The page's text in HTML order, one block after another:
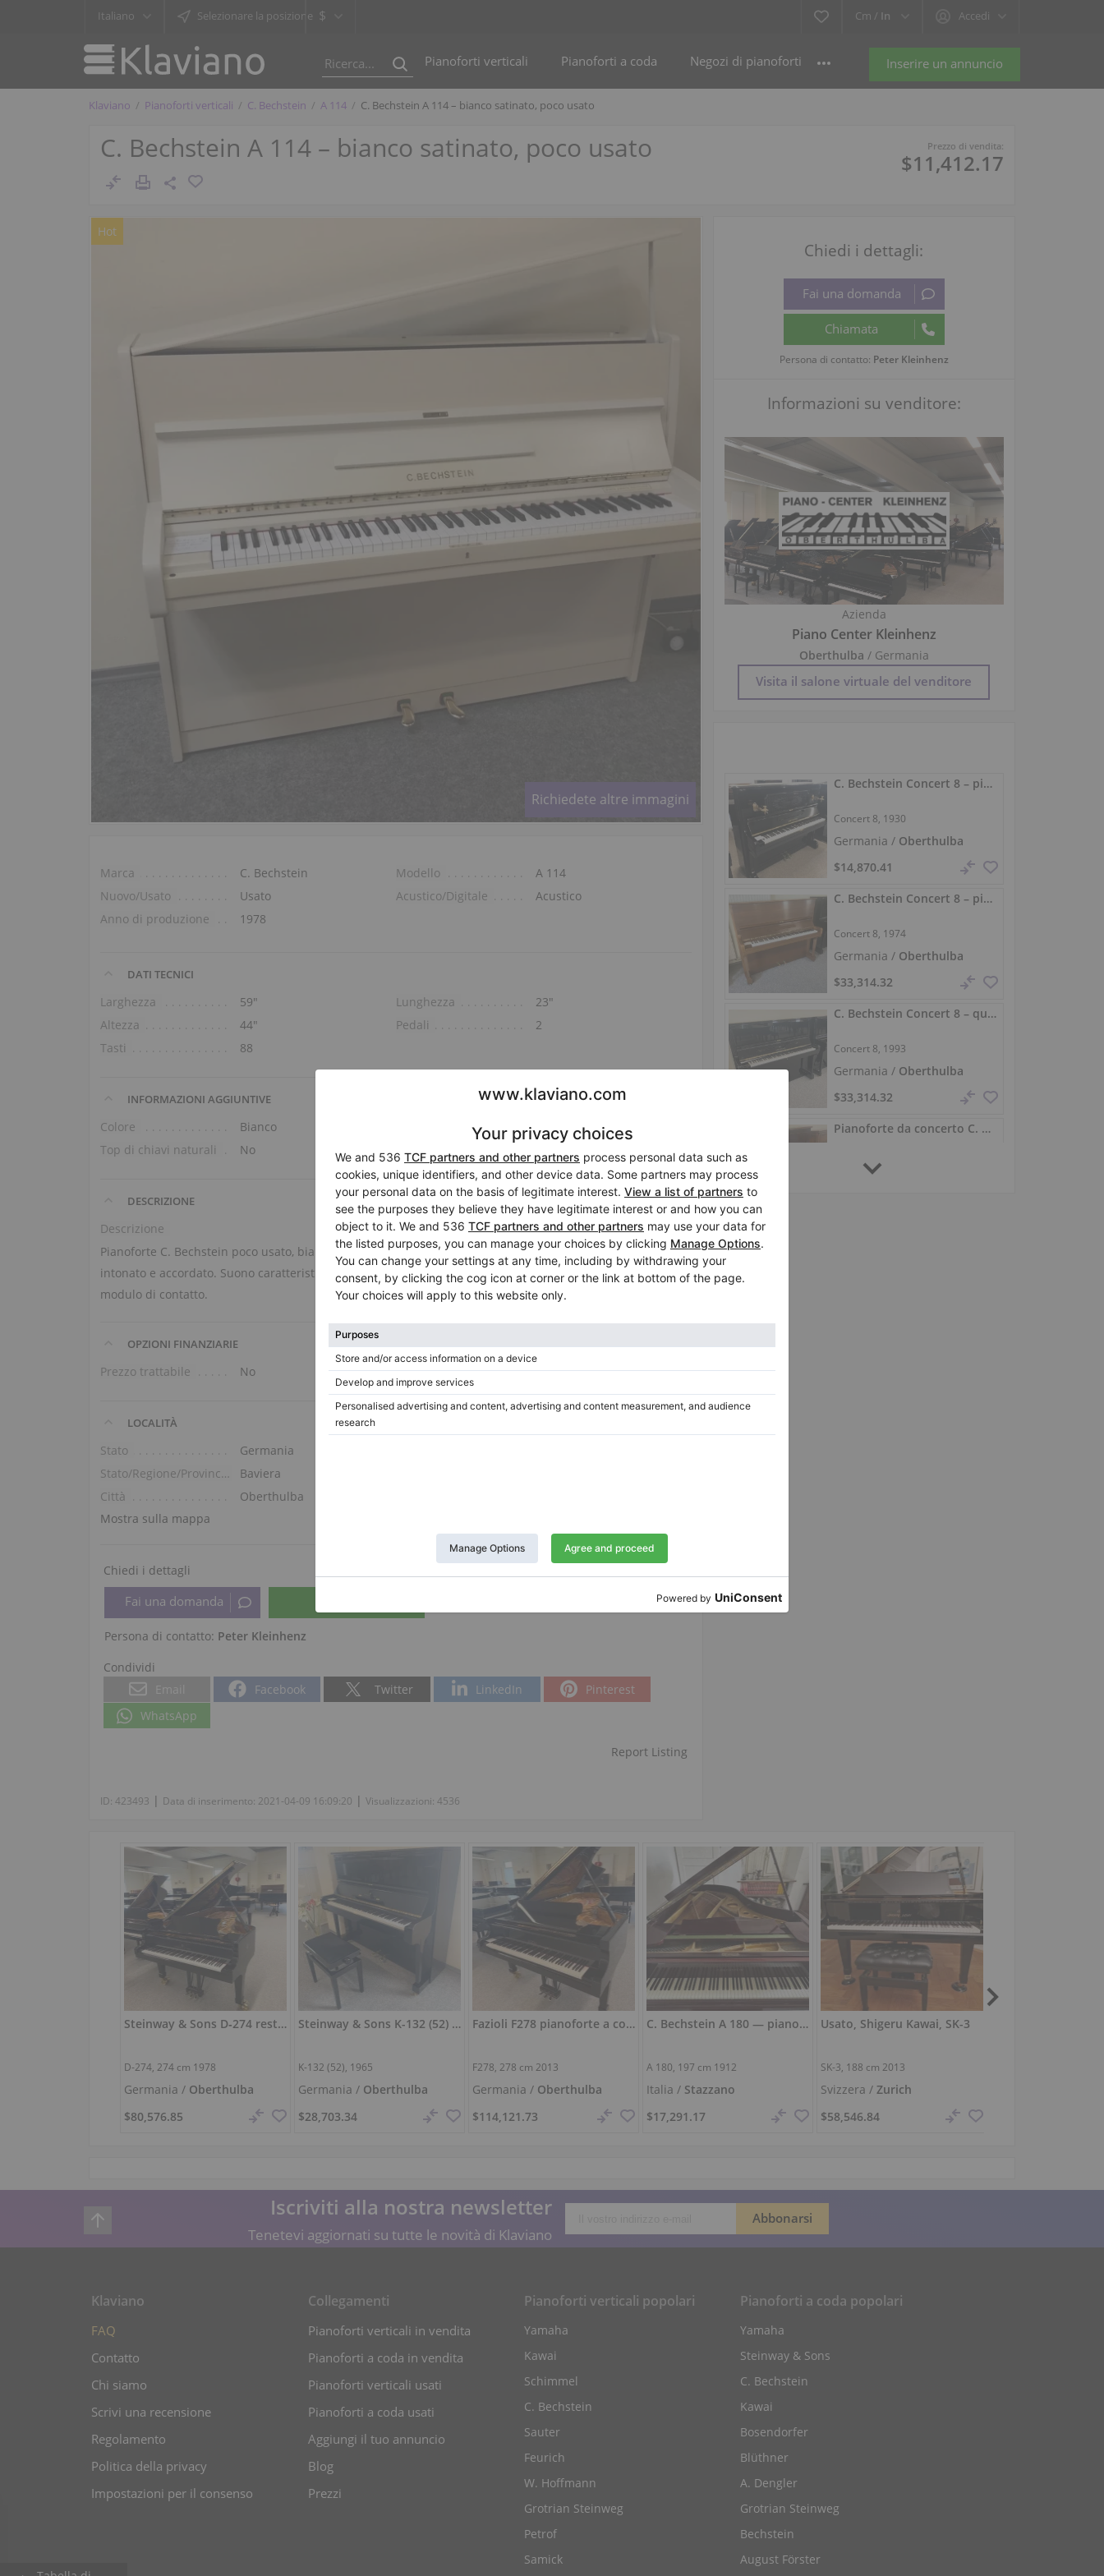
Italiano Selezionare la posizione $ Cm / In Accedi
Inserire un annuncio
Pianoforti verticali Pianoforti a coda Negozi di pianoforti
Klaviano Pianoforti verticali C. Bechstein A 114 C. Bechstein A 114 – bianco satinato, poco usato
C. Bechstein A 114 – bianco satinato, poco usato Prezzo di vendita:
$11,412.17
Hot
Richiedete altre immagini
Marca C. Bechstein Modello
A 114
Nuovo/Usato
Usato Acustico/Digitale
Acustico
Anno di produzione
1978
DATI TECNICI
Larghezza 59″ Lunghezza
23″
Altezza
44″ Pedali
2
Tasti
88
INFORMAZIONI AGGIUNTIVE
Colore Bianco
Top di chiavi naturali
No
DESCRIZIONE
Descrizione
Pianoforte C. Bechstein poco usato, bianco opaco, serie Concert, di prima mano, perfettamente regolato,
intonato e accordato. Suono caratteristico, ottima azione! Coperchio da pianoforte a coda! Per favore usa il
modulo di contatto.
OPZIONI FINANZIARIE
Prezzo trattabile No Accordatura inclusa nel prezzo No
LOCALITÀ
Stato
Germania
Stato/Regione/Provincia
Baviera
Città
Oberthulba
Mostra sulla mappa
Chiedi i dettagli
Persona di contatto: Peter Kleinhenz
Condividi
Email
Facebook Twitter LinkedIn
Pinterest
WhatsApp
Report Listing
ID:423493 | Data di inserimento: 2021-04-09 16:09:20 |Visualizzazioni:4536
Chiedi i dettagli:
Persona di contatto: Peter Kleinhenz
Informazioni su venditore:
Azienda
Piano Center Kleinhenz
Oberthulba / Germania
Visita il salone virtuale del venditore
C. Bechstein Concert 8 – pianoforte 132 cm
Concert 8, 1930
Germania / Oberthulba
$14,870.41
C. Bechstein Concert 8 – pianoforte da concerto 131 cm
Concert 8, 1974
Germania / Oberthulba
$33,314.32
C. Bechstein Concert 8 – quasi mai suonato, suono pieno
Concert 8, 1993
Germania / Oberthulba
$33,314.32
Pianoforte da concerto C. Bechstein 8 (III) 127 — 130 cm, noce
8 (III) 127, 1932
Steinway & Sons D‑274 restaurato – nero lucido
D-274, 274 cm 1978
Germania / Oberthulba
$80,576.85
Steinway & Sons K-132 (52) – ristrutturato, pianoforte da concerto 132 cm
K-132 (52), 1965
Germania / Oberthulba
$28,703.34
Fazioli F278 pianoforte a coda da concerto – suono potente, come nuovo
F278, 278 cm 2013
Germania / Oberthulba
$114,121.73
C. Bechstein A 180 — pianoforte a coda, suono ricco
A 180, 197 cm 1912
Italia / Stazzano
$17,291.17
Usato, Shigeru Kawai, SK-3
SK-3, 188 cm 2013
Svizzera /Zurich
$58,546.84
Iscriviti alla nostra newsletter
Tenetevi aggiornati su tutte le novità di Klaviano
Klaviano
FAQ
Contatto
Chi siamo
Scrivi una recensione
Regolamento
Politica della privacy
Impostazioni per il consenso
Collegamenti
Pianoforti verticali in vendita
Pianoforti a coda in vendita
Pianoforti verticali usati
Pianoforti a coda usati
Aggiungi il tuo annuncio
Blog
Prezzi
Pianoforti verticali popolari
Yamaha
Kawai
Schimmel
C. Bechstein
Sauter
Feurich
W. Hoffmann
Grotrian Steinweg
Petrof
Samick
Pianoforti a coda popolari
Yamaha
Steinway & Sons
C. Bechstein
Kawai
Bosendorfer
Blüthner
A. Dengler
Grotrian Steinweg
Bechstein
August Förster